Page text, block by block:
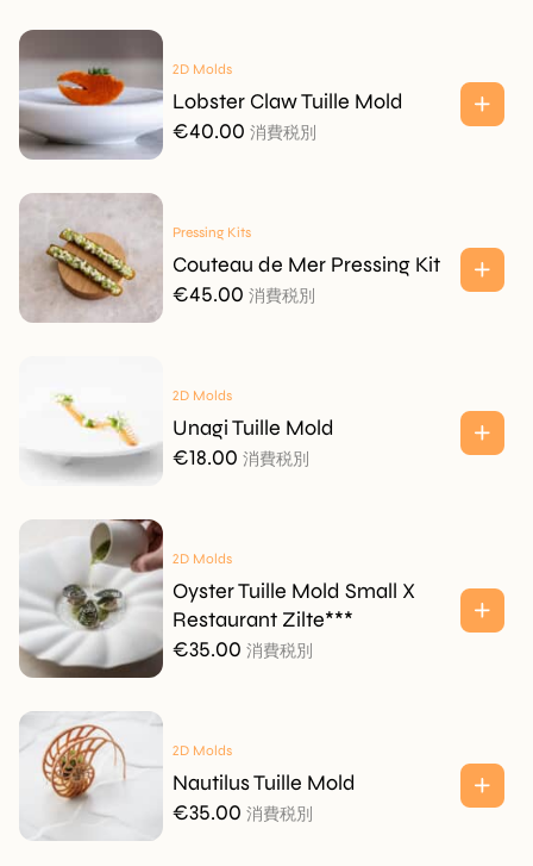
2D Molds
Lobster Claw Tuille Mold
€40.00 消費税別
Pressing Kits
Couteau de Mer Pressing Kit
€45.00 消費税別
2D Molds
Unagi Tuille Mold
€18.00 消費税別
2D Molds
Oyster Tuille Mold Small X
Restaurant Zilte***
€35.00 消費税別
2D Molds
Nautilus Tuille Mold
€35.00 消費税別